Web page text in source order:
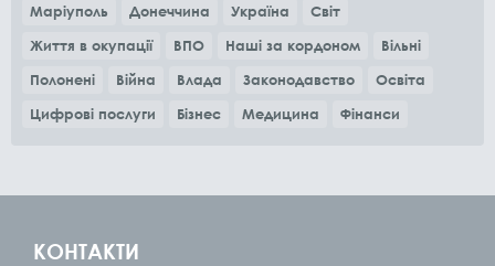
Маріуполь Донеччина Україна
Світ
Життя в окупації
ВПО Наші за кордоном
Вільні
Полонені
Війна Влада Законодавство
Освіта
Цифрові послуги
Бізнес Медицина Фінанси
КОНТАКТИ